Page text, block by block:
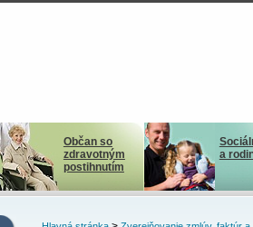
Občan so
zdravotným
postihnutím
a